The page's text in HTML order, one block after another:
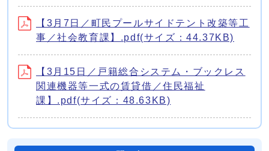
【3月7日／町民プールサイドテント改築等工
事／社会教育課】.pdf(サイズ：44.37KB)
【3月15日／戸籍総合システム・ブックレス
関連機器等一式の賃貸借／住民福祉
課】.pdf(サイズ：48.63KB)